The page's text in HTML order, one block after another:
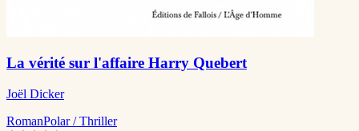
La vérité sur l'affaire Harry Quebert
Joël Dicker
RomanPolar / Thriller